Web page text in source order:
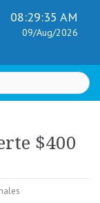
08:29:37 AM
09/Aug/2026
$400